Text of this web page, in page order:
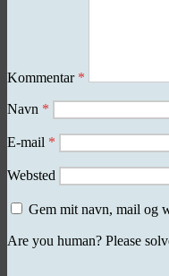
Kommentar *
Navn *
E-mail *
Websted
Gem mit navn, mail og
Are you human? Please